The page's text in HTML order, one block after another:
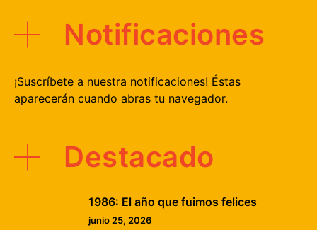
Notificaciones
¡Suscríbete a nuestra notificaciones! Éstas
aparecerán cuando abras tu navegador.
Destacado
1986: El año que fuimos felices
junio 25, 2026